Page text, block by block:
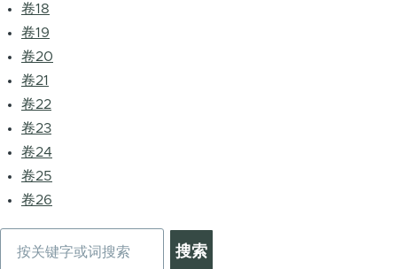
卷18
卷19
卷20
卷21
卷22
卷23
卷24
卷25
卷26